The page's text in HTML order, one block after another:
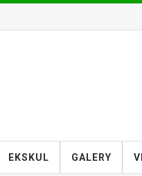
EKSKUL GALERY